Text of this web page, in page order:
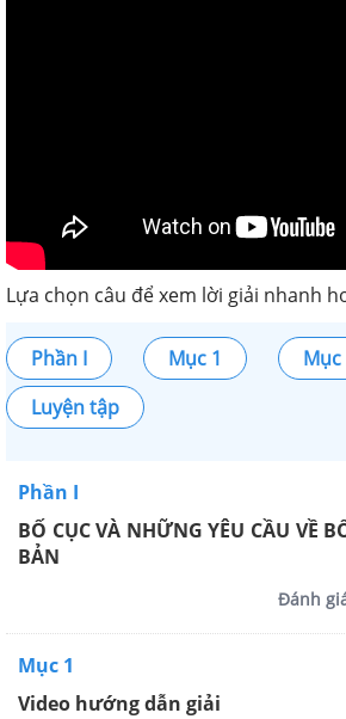
Lựa chọn câu để xem lời giải nhanh
Phần I Mục 1 Mục
Luyện tập
Phần I
BỐ CỤC VÀ NHỮNG YÊU CẦU VỀ
BẢN
Đánh
Mục 1
Video hướng dẫn giải